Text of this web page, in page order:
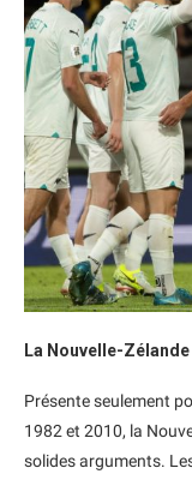
La Nouvelle-
Présente seulement
1982 et 2010, la
solides arguments.